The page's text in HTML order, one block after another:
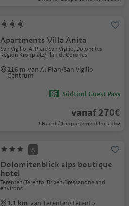
Apartments Villa Anita
San Vigilio, Al Plan/San Vigilio, Dolomites
Region Kronplatz/Plan de Corones
216 m van Al Plan/San Vigilio
Centrum
Südtirol Guest Pass
vanaf 270€
1 Nacht / 1 appartement Incl. btw
S
Dolomitenblick alps boutique
hotel
Terenten/Terento, Brixen/Bressanone and
environs
1.1 km van Terenten/Terento